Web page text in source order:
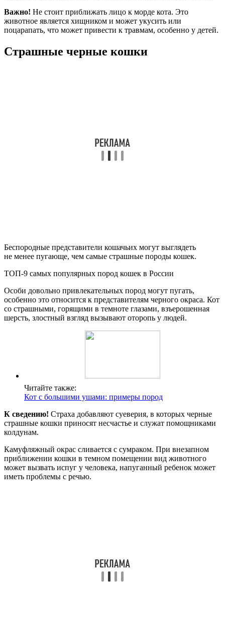
Важно! Не стоит приближать лицо к морде кота. Это
животное является хищником и может укусить или
поцарапать, что может привести к травмам, особенно у детей.
Страшные черные кошки
Беспородные представители кошачьих могут выглядеть
не менее пугающе, чем самые страшные породы кошек.
ТОП-9 самых популярных пород кошек в России
Особи довольно привлекательных пород могут пугать,
особенно это относится к представителям черного окраса. Кот
со страшными, горящими в темноте глазами, взъерошенная
шерсть, злостный взгляд вызывают оторопь у людей.
Читайте также:
Кот с большими ушами: примеры пород
К сведению! Страха добавляют суеверия, в которых черные
страшные кошки приносят несчастье и служат помощниками
колдунам.
Камуфляжный окрас сливается с сумраком. При внезапном
приближении кошки в темном помещении вид животного
может вызвать испуг у человека, напуганный ребенок может
иметь проблемы с речью.